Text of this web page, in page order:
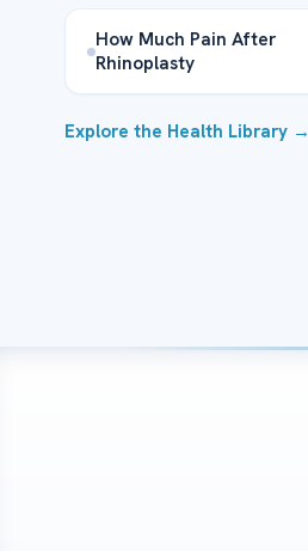
How Much Pain After
Rhinoplasty
Explore the Health Library →